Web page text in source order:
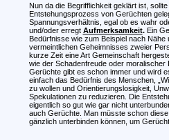
Nun da die Begrifflichkeit geklärt ist,
Entstehungsprozess von Gerüchten
Spannungsverhältnis, egal ob es wahr
und/oder erregt Aufmerksamkeit.Ein
Bedürfnisse wie zum Beispiel nach
vermeintlichen Geheimnisses zweier
kurze Zeit eine Art Gemeinschaft
wie der Schadenfreude oder moralischer
Gerüchte gibt es schon immer und wird
einfach das Bedürfnis des Menschen,
zu wollen und Orientierungslosigkeit,
Spekulationen zu reduzieren. Die
eigentlich so gut wie gar nicht
auch Gerüchte. Man müsste schon
gänzlich unterbinden können, um